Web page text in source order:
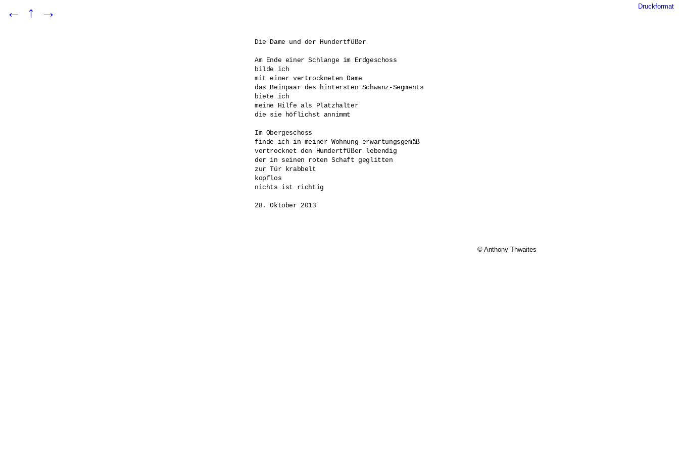
← ↑ → Druckformat
Die Dame und der Hundertfüßer
Am Ende einer Schlange im Erdgeschoss
bilde ich
mit einer vertrockneten Dame
das Beinpaar des hintersten Schwanz-Segments
biete ich
meine Hilfe als Platzhalter
die sie höflichst annimmt
Im Obergeschoss
finde ich in meiner Wohnung erwartungsgemäß
vertrocknet den Hundertfüßer lebendig
der in seinen roten Schaft geglitten
zur Tür krabbelt
kopflos
nichts ist richtig
28. Oktober 2013
© Anthony Thwaites